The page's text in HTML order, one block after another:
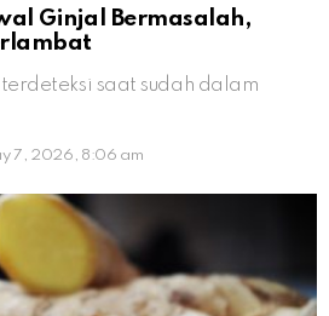
Ginjal Bermasalah,
saat sudah dalam
7, 2026, 8:06 am